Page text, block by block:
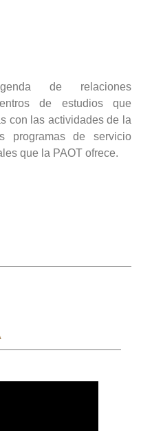
de relaciones
de estudios que
con las actividades de la
programas de servicio
que la PAOT ofrece.